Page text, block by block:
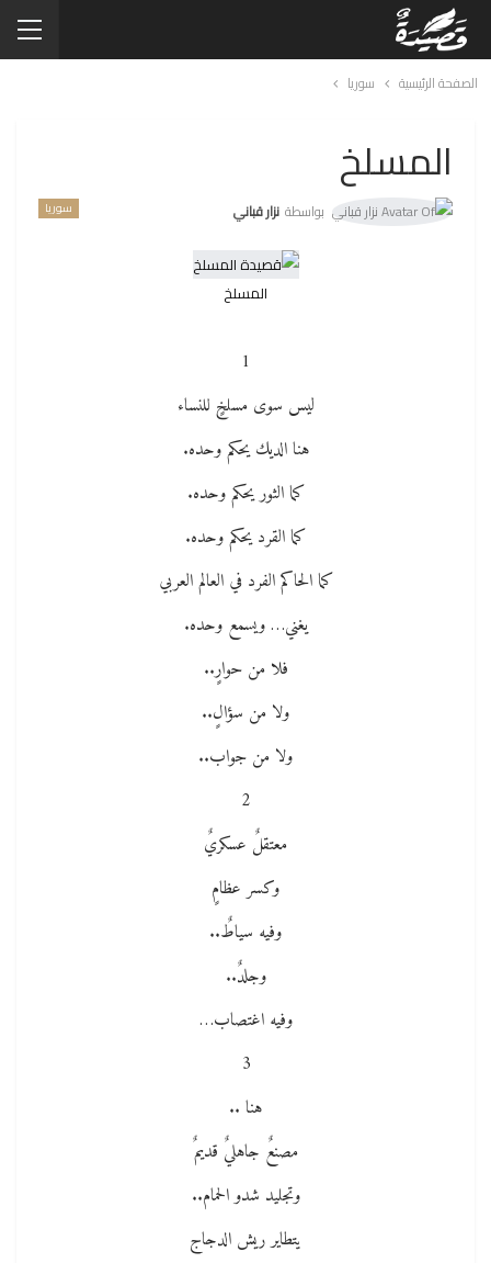
الصفحة الرئيسية سوريا
المسلخ
سوريا بواسطة نزار قباني
المسلخ
1
ليس سوى مسلخٍ للنساء
هنا الديك يحكم وحده.
كما الثور يحكم وحده.
كما القرد يحكم وحده.
كما الحاكم الفرد في العالم العربي
يغني… ويسمع وحده.
فلا من حوارٍ..
ولا من سؤالٍ..
ولا من جواب..
2
معتقلٌ عسكريٌ
وكسر عظامٍ
وفيه سياطٌ..
وجلدٌ..
وفيه اغتصاب…
3
هنا ..
مصنعٌ جاهليٌ قديمٌ
وتجليد شدو الحمام..
يتطاير ريش الدجاج